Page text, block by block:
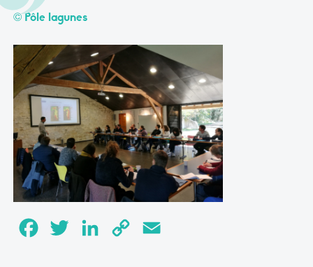
© Pôle lagunes
FacebookTwitter LinkedInCopy